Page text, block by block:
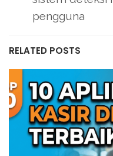
pengguna
RELATED POSTS